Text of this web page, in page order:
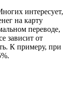
интересует,
на карту
переводе,
зависит от
К примеру, при